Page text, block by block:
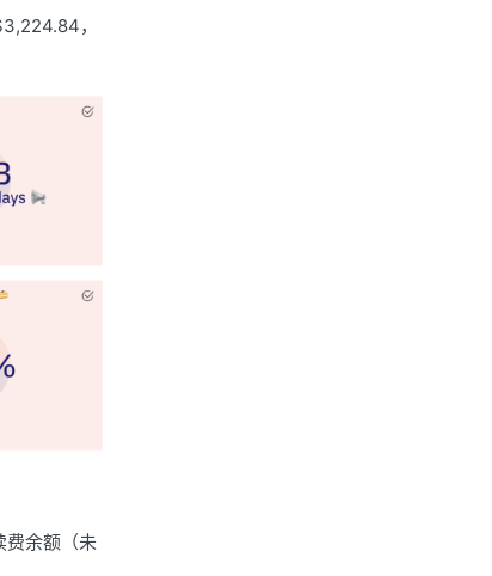
，
余额（未